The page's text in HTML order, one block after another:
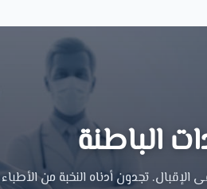
الباطنة
تجدون أدناه النخبة من الأطباء